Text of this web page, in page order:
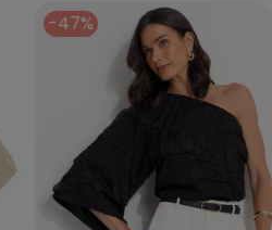
-47%